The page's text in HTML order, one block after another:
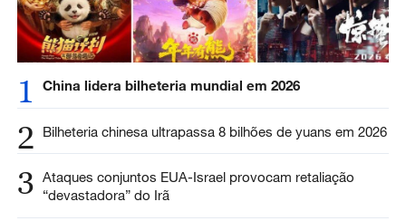
1 China lidera bilheteria mundial em 2026
2 Bilheteria chinesa ultrapassa 8 bilhões de yuans em 2026
3 Ataques conjuntos EUA-Israel provocam retaliação
“devastadora” do Irã